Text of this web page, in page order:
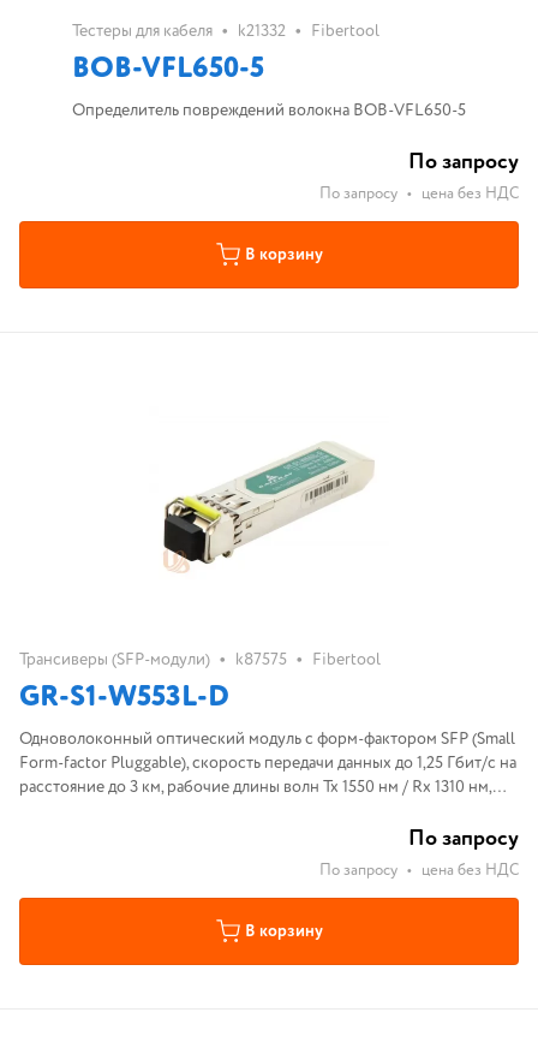
Тестеры для кабеля • k21332 • Fibertool
BOB-VFL650-5
Определитель повреждений волокна BOB-VFL650-5
По запросу
По запросу • цена без НДС
В корзину
Трансиверы (SFP-модули) • k87575 • Fibertool
GR-S1-W553L-D
Одноволоконный оптический модуль с форм-фактором SFP (Small
Form-factor Pluggable), скорость передачи данных до 1,25 Гбит/с на
расстояние до 3 км, рабочие длины волн Tx 1550 нм / Rx 1310 нм,
По запросу
По запросу • цена без НДС
В корзину